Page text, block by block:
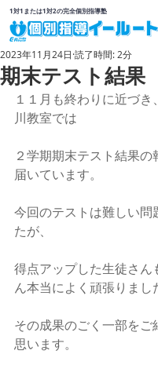
1対1または1対2の完全個別指導塾
期末テスト結果
2023年11月24日 読了時間: 2分
１１月も終わりに近づ
川教室では
２学期期末テスト結果の
届いています。
今回のテストは難しい問
たが、
得点アップした生徒さん
ん本当によく頑張りまし
その成果のごく一部をご
思います。